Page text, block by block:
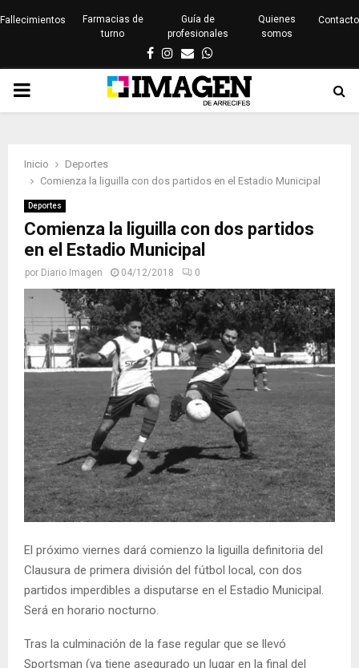
Fallecimientos
Farmacias de
turno
Guía de
profesionales
Quienes
somos
Contacto
Facebook
Instagram
EmailWhatsapp
PRIMARY
Inicio
Deportes
Comienza la liguilla con dos partidos en el Estadio Municipal
Deportes
Comienza la liguilla con dos partidos
en el Estadio Municipal
por Diario Imagen 04/12/2018 0
El próximo viernes dará comienzo la liguilla definitoria del
Clausura de primera división del fútbol local, con dos
partidos imperdibles a disputarse en el Estadio Municipal.
Será en horario nocturno.
Tras la culminación de la fase regular que se llevó
Sportsman (ya tiene asegurado un lugar en la final del